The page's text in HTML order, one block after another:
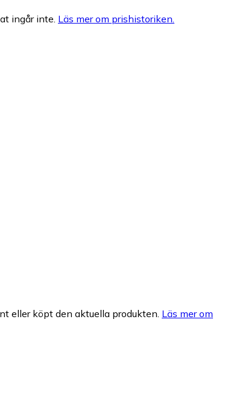
ingår inte. Läs mer om prishistoriken.
eller köpt den aktuella produkten. Läs mer om